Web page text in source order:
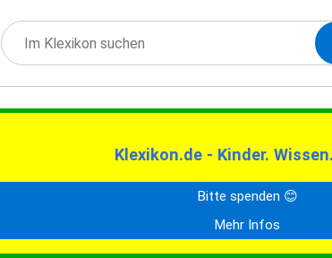
Klexikon.de - Kinder.
Bitte spenden 😊
Mehr Infos